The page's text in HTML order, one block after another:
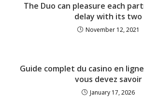
The Duo can pleasure each
delay with its two
November 12, 2021
Guide complet du casino en
vous devez savoir
January 17, 2026